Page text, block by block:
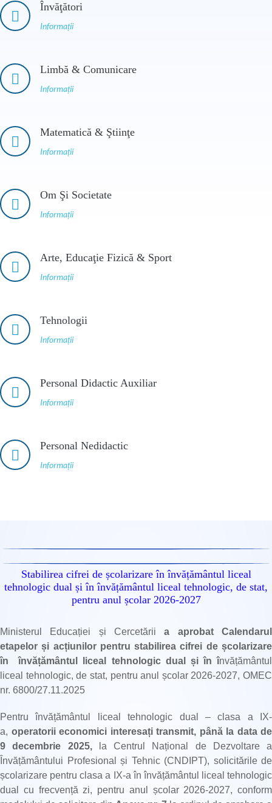
Învăţători
Informații
Limbă & Comunicare
Informații
Matematică & Ştiinţe
Informații
Om Şi Societate
Informații
Arte, Educaţie Fizică & Sport
Informații
Tehnologii
Informații
Personal Didactic Auxiliar
Informații
Personal Nedidactic
Informații
Stabilirea cifrei de școlarizare în învățământul liceal
tehnologic dual și în învățământul liceal tehnologic, de stat,
pentru anul școlar 2026-2027
Ministerul Educației și Cercetăriia aprobat Calendarul
etapelor și acțiunilor pentru stabilirea cifrei de școlarizare
în învățământul liceal tehnologic dual și în învățământul
liceal tehnologic, de stat, pentru anul școlar 2026-2027, OMEC
nr. 6800/27.11.2025
Pentru învățământul liceal tehnologic dual – clasa a IX-
a, operatorii economici interesați transmit, până la data de
9 decembrie 2025,la Centrul Național de Dezvoltare a
Învățământului Profesional și Tehnic (CNDIPT), solicitările de
școlarizare pentru clasa a IX-a în învățământul liceal tehnologic
dual cu frecvență zi, pentru anul școlar 2026-2027, conform